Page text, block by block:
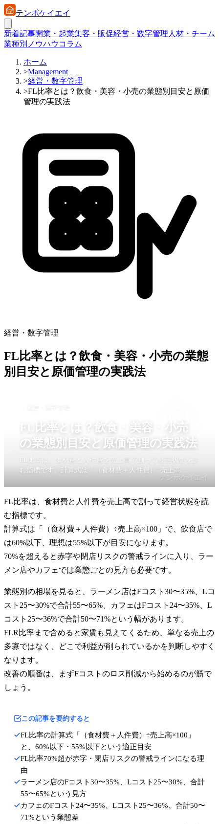
テンポケイエイ
新着記事開業・起業集客・販促経営・数字管理 人材・チーム
業種別ノウハウ コラム
ホーム
>Management
>経営・数字管理
>FL比率とは？飲食・美容・小売の業態別目安と原価
管理の実践法
経営・数字管理
FL比率とは？飲食・美容・小売の業態
別目安と原価管理の実践法
FL比率とは？飲食・美容・小売
の業態別目安と原価管理の実践法
FL比率は、食材費と人件費を売上高で割って経営状態を読
む指標です。計算式は「（食材費＋人件費）÷売上高
×100」で、飲食店では60%以下、理想は55%以下が目安に
に入り、ラーメン店やカフェでは業態ごとの見方も必要で
す。
テンポケイエイ
FL比率は、食材費と人件費を売上高で割って経営状態を読
む指標です。
計算式は「（食材費＋人件費）÷売上高×100」で、飲食店で
は60%以下、理想は55%以下が目安になります。
70%を超えると赤字や閉店リスクの警戒ラインに入り、ラー
メン店やカフェでは業態ごとの見方も必要です。
業態別の相場を見ると、ラーメン店はFコスト30〜35%、Lコ
スト25〜30%で合計55〜65%、カフェはFコスト24〜35%、L
コスト25〜36%で合計50〜71%という幅があります。
FLR比率まで含めると家賃も見えてくるため、単なる売上の
多寡ではなく、どこで利益が削られているかを判断しやすく
なります。
改善の順番は、まずFコストのロス削減から始めるのが筋で
しょう。
この記事を要約すると
FL比率の計算式「（食材費＋人件費）÷売上高×100」
と、60%以下・55%以下という適正目安
FL比率70%超が赤字・閉店リスクの警戒ラインになる理
由
ラーメン店のFコスト30〜35%、Lコスト25〜30%、合計
55〜65%という見方
カフェのFコスト24〜35%、Lコスト25〜36%、合計50〜
71%という業態差